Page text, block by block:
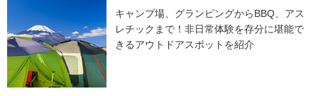
キャンプ場、グランピングからBBQ、アス
レチックまで！非日常体験を存分に堪能で
きるアウトドアスポットを紹介